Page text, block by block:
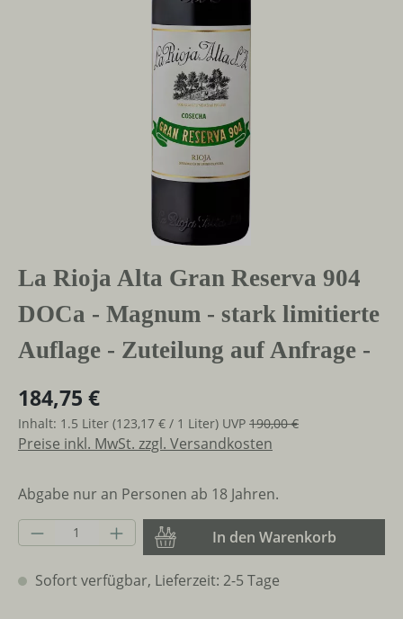
La Rioja Alta Gran Reserva 904
DOCa - Magnum - stark limitierte
Auflage - Zuteilung auf Anfrage -
184,75 €
Inhalt: 1.5 Liter (123,17 € / 1 Liter) UVP 190,00 €
Preise inkl. MwSt. zzgl. Versandkosten
Abgabe nur an Personen ab 18 Jahren.
Produkt Anzahl: Gib den gewünschten
In den Warenkorb
Sofort verfügbar, Lieferzeit: 2-5 Tage